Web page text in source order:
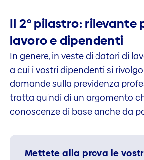
Il 2° pilastro: rilevante
lavoro e dipendenti
In genere, in veste di datori di
a cui i vostri dipendenti si
domande sulla previdenza
tratta quindi di un argomento
conoscenze di base anche da
Mettete alla prova le